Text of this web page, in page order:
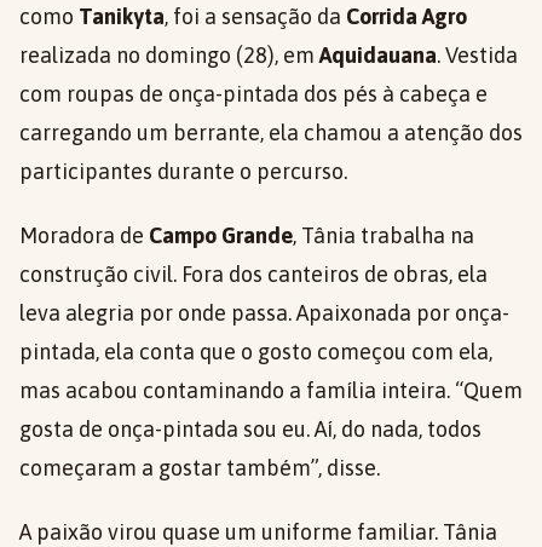
como Tanikyta, foi a sensação da Corrida Agro
realizada no domingo (28), emAquidauana. Vestida
com roupas de onça-pintada dos pés à cabeça e
carregando um berrante, ela chamou a atenção dos
participantes durante o percurso.
Moradora de Campo Grande, Tânia trabalha na
construção civil. Fora dos canteiros de obras, ela
leva alegria por onde passa. Apaixonada por onça-
pintada, ela conta que o gosto começou com ela,
mas acabou contaminando a família inteira. “Quem
gosta de onça-pintada sou eu. Aí, do nada, todos
começaram a gostar também”, disse.
A paixão virou quase um uniforme familiar. Tânia